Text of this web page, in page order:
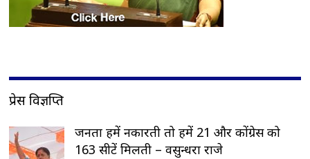
प्रेस विज्ञप्ति
जनता हमें नकारती तो हमें 21 और कोंग्रेस को
163 सीटें मिलती – वसुन्धरा राजे